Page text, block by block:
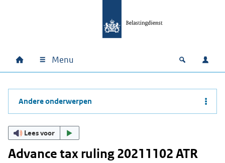
Hoofdnavigatie
Home Menu Open
Andere onderwerpen
Lees voor
Advance tax ruling 20211102 ATR